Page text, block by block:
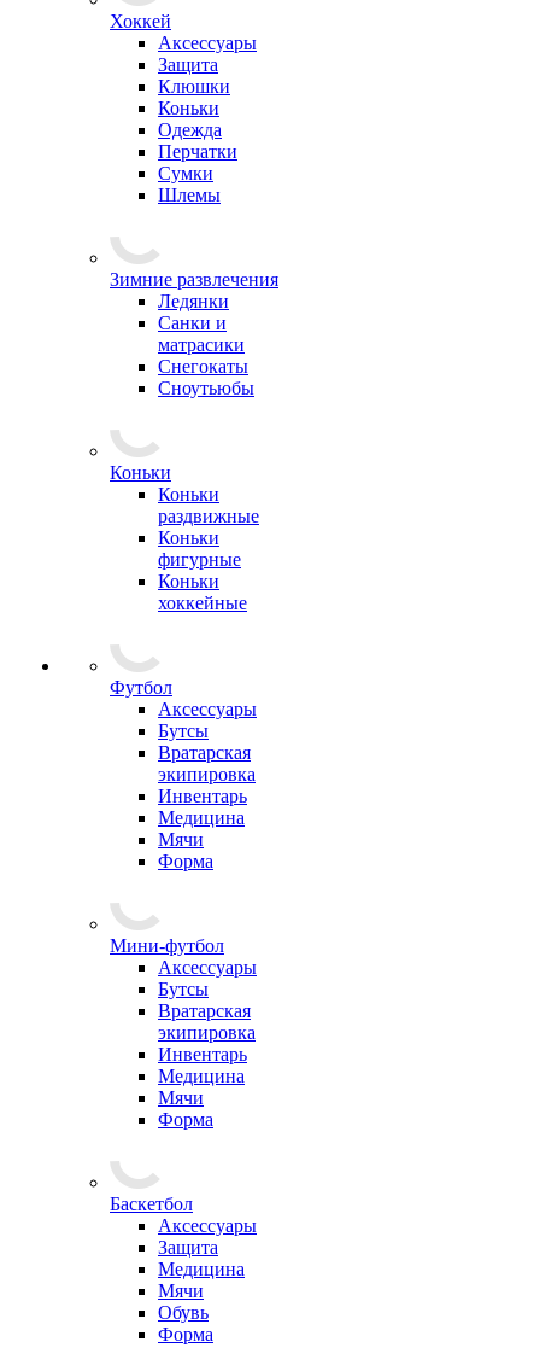
Хоккей
Аксессуары
Защита
Клюшки
Коньки
Одежда
Перчатки
Сумки
Шлемы
Зимние развлечения
Ледянки
Санки и
матрасики
Снегокаты
Сноутьюбы
Коньки
Коньки
раздвижные
Коньки
фигурные
Коньки
хоккейные
Футбол
Аксессуары
Бутсы
Вратарская
экипировка
Инвентарь
Медицина
Мячи
Форма
Мини-футбол
Аксессуары
Бутсы
Вратарская
экипировка
Инвентарь
Медицина
Мячи
Форма
Баскетбол
Аксессуары
Защита
Медицина
Мячи
Обувь
Форма